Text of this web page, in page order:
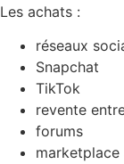
Les achats :
réseaux
Snapchat
TikTok
revente
forums
marketplace